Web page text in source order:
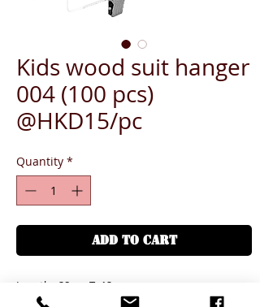
Kids wood suit hanger
004 (100 pcs)
@HKD15/pc
Quantity *
ADD TO CART
Length - 28cm, T=12mm